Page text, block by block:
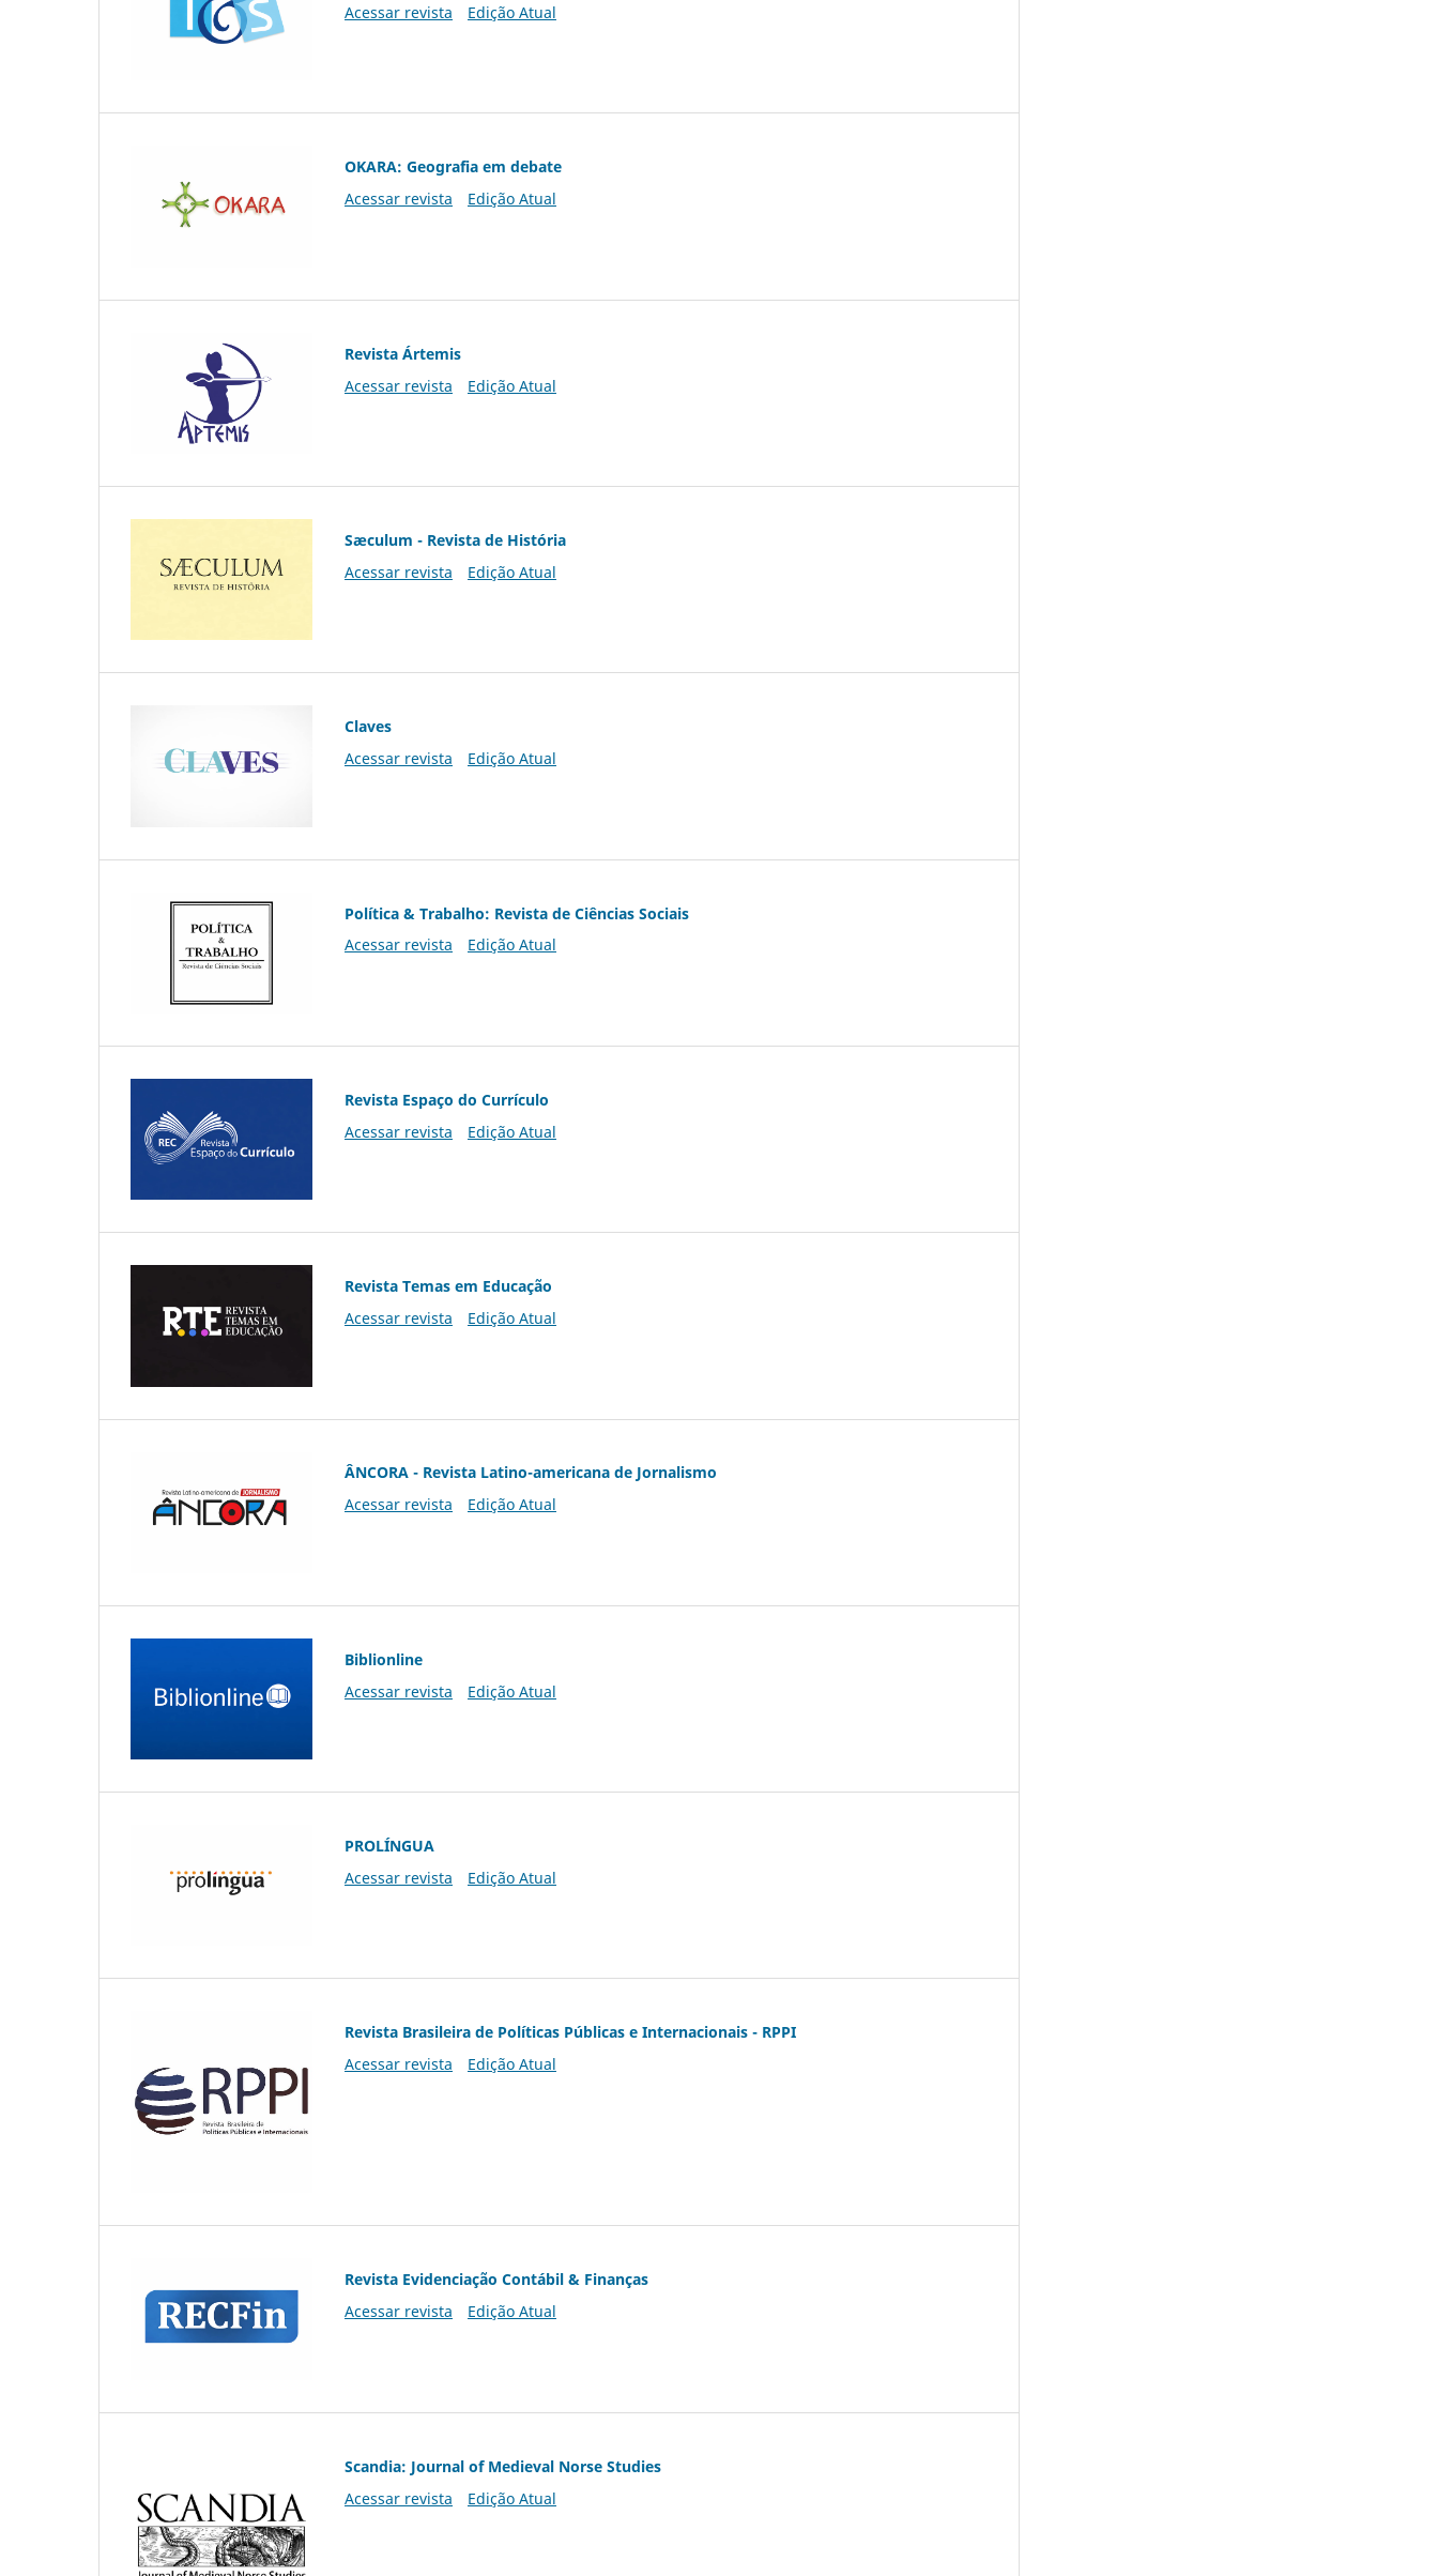
Acessar revista
Edição Atual
OKARA: Geografia em debate
Acessar revista
Edição Atual
Revista Ártemis
Acessar revista
Edição Atual
Sæculum - Revista de História
Acessar revista
Edição Atual
Claves
Acessar revista
Edição Atual
Política & Trabalho: Revista de Ciências Sociais
Acessar revista
Edição Atual
Revista Espaço do Currículo
Acessar revista
Edição Atual
Revista Temas em Educação
Acessar revista
Edição Atual
ÂNCORA - Revista Latino-americana de Jornalismo
Acessar revista
Edição Atual
Biblionline
Acessar revista
Edição Atual
PROLÍNGUA
Acessar revista
Edição Atual
Revista Brasileira de Políticas Públicas e Internacionais - RPPI
Acessar revista
Edição Atual
Revista Evidenciação Contábil & Finanças
Acessar revista
Edição Atual
Scandia: Journal of Medieval Norse Studies
Acessar revista
Edição Atual